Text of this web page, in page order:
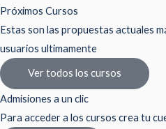
Próximos Cursos
Estas son las propuestas actuales
usuarios ultimamente
Ver todos los cursos
Admisiones a un clic
Para acceder a los cursos crea tu